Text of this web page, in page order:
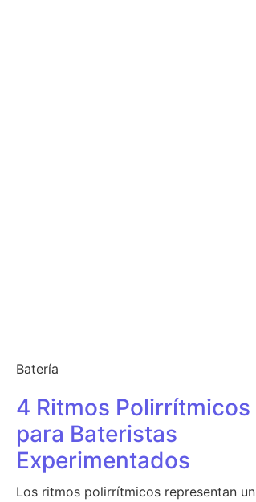
Batería
4 Ritmos Polirrítmicos
para Bateristas
Experimentados
Los ritmos polirrítmicos representan un